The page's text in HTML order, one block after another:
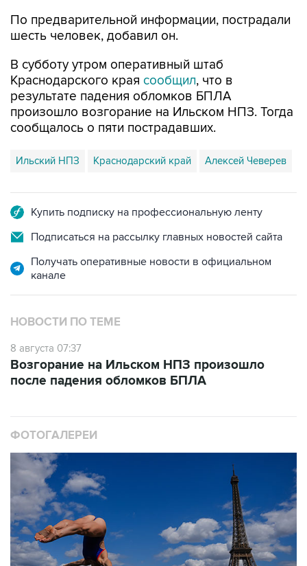
По предварительной информации, пострадали
шесть человек, добавил он.
В субботу утром оперативный штаб
Краснодарского края сообщил, что в
результате падения обломков БПЛА
произошло возгорание на Ильском НПЗ. Тогда
сообщалось о пяти пострадавших.
Ильский НПЗ Краснодарский край Алексей Чеверев
Купить подписку на профессиональную ленту
Подписаться на рассылку главных новостей сайта
Получать оперативные новости в официальном
канале
НОВОСТИ ПО ТЕМЕ
8 августа 07:37
Возгорание на Ильском НПЗ произошло
после падения обломков БПЛА
ФОТОГАЛЕРЕИ